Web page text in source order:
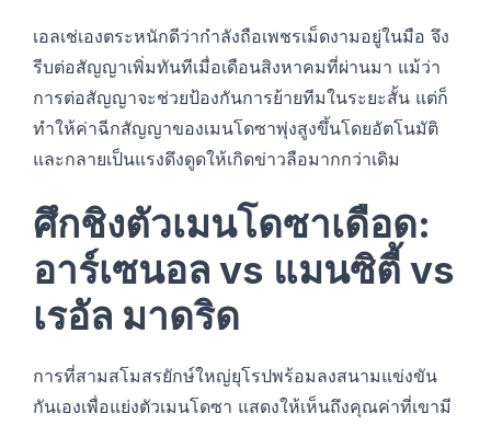
เอลเช่เองตระหนักดีว่ากำลังถือเพชรเม็ดงามอยู่ในมือ จึง
รีบต่อสัญญาเพิ่มทันทีเมื่อเดือนสิงหาคมที่ผ่านมา แม้ว่า
การต่อสัญญาจะช่วยป้องกันการย้ายทีมในระยะสั้น แต่ก็
ทำให้ค่าฉีกสัญญาของเมนโดซาพุ่งสูงขึ้นโดยอัตโนมัติ
และกลายเป็นแรงดึงดูดให้เกิดข่าวลือมากกว่าเดิม
ศึกชิงตัวเมนโดซาเดือด:
อาร์เซนอล vs แมนซิตี้ vs
เรอัล มาดริด
การที่สามสโมสรยักษ์ใหญ่ยุโรปพร้อมลงสนามแข่งขัน
กันเองเพื่อแย่งตัวเมนโดซา แสดงให้เห็นถึงคุณค่าที่เขามี